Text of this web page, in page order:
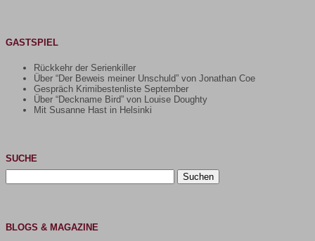
GASTSPIEL
Rückkehr der Serienkiller
Über “Der Beweis meiner Unschuld” von Jonathan Coe
Gespräch Krimibestenliste September
Über “Deckname Bird” von Louise Doughty
Mit Susanne Hast in Helsinki
SUCHE
Suchen
nach:
BLOGS & MAGAZINE